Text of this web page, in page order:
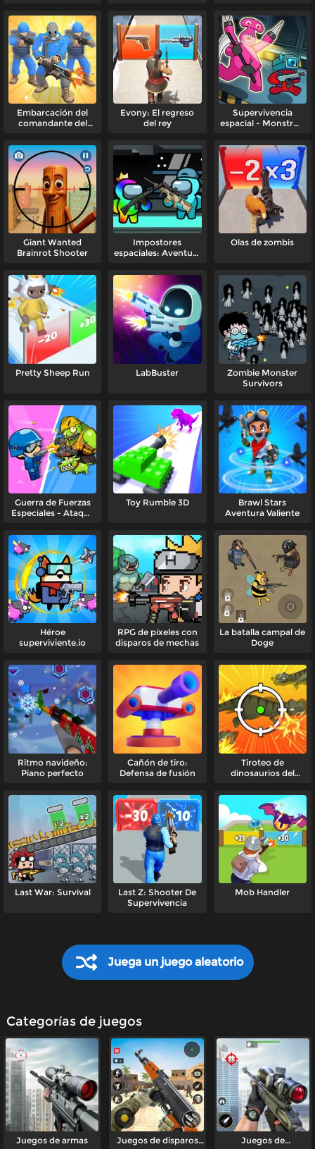
Embarcación del
comandante del
Evony: El regreso
del rey
Supervivencia
espacial - Monstruo
Giant Wanted
Brainrot Shooter
Impostores
espaciales: Aventura
Olas de zombis
Pretty Sheep Run LabBuster
Zombie Monster
Survivors
Guerra de Fuerzas
Especiales - Ataque
Toy Rumble 3D
Brawl Stars
Aventura Valiente
Héroe
superviviente.io
RPG de píxeles con
disparos de mechas
La batalla campal de
Doge
Ritmo navideño:
Piano perfecto
Cañón de tiro:
Defensa de fusión
Tiroteo de
dinosaurios del
Last War: Survival
Last Z: Shooter De
Supervivencia
Mob Handler
Juega un juego aleatorio
Categorías de juegos
Juegos de armas
Juegos de disparos
Juegos de